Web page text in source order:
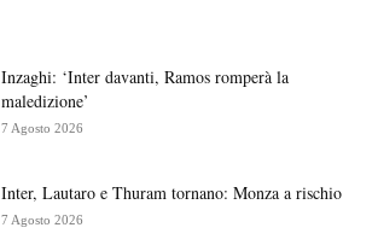
Inzaghi: ‘Inter davanti, Ramos romperà la
maledizione’
7 Agosto 2026
Inter, Lautaro e Thuram tornano: Monza a rischio
7 Agosto 2026